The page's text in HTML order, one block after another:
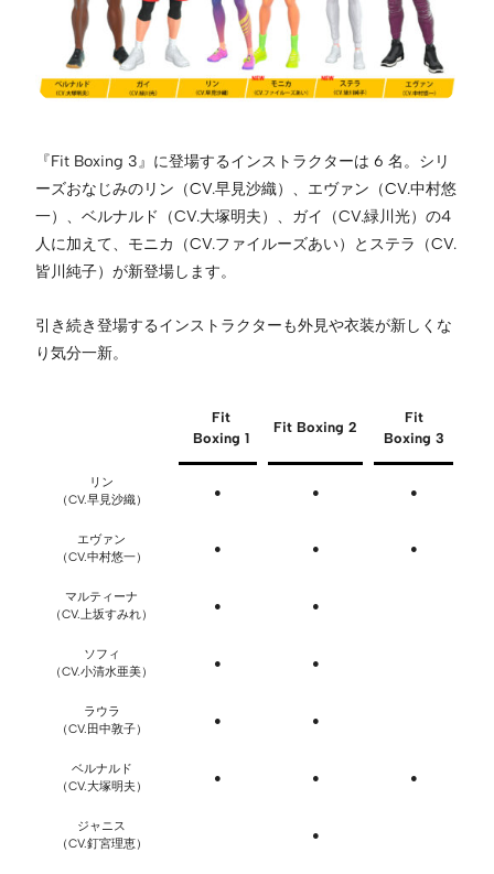
『Fit Boxing 3』に登場するインストラクターは 6 名。シリ
ーズおなじみのリン（CV.早見沙織）、エヴァン（CV.中村悠
一）、ベルナルド（CV.大塚明夫）、ガイ（CV.緑川光）の4
人に加えて、モニカ（CV.ファイルーズあい）とステラ（CV.
皆川純子）が新登場します。
引き続き登場するインストラクターも外見や衣装が新しくな
り気分一新。
Fit
Boxing 1
Fit Boxing 2
Fit
Boxing 3
リン
（CV.早見沙織）
● ● ●
エヴァン
（CV.中村悠一）
● ● ●
マルティーナ
（CV.上坂すみれ）
● ●
ソフィ
（CV.小清水亜美）
● ●
ラウラ
（CV.田中敦子）
● ●
ベルナルド
（CV.大塚明夫）
● ● ●
ジャニス
（CV.釘宮理恵）
●